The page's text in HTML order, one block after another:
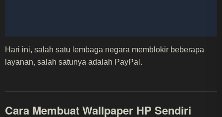
Hari ini, salah satu lembaga negara memblokir beberapa
layanan, salah satunya adalah PayPal.
Cara Membuat Wallpaper HP Sendiri